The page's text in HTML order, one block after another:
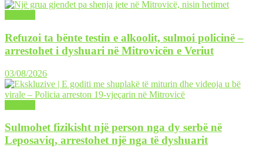
Refuzoi ta bënte testin e alkoolit, sulmoi policinë –
arrestohet i dyshuari në Mitrovicën e Veriut
03/08/2026
Sulmohet fizikisht një person nga dy serbë në
Leposaviq, arrestohet një nga të dyshuarit